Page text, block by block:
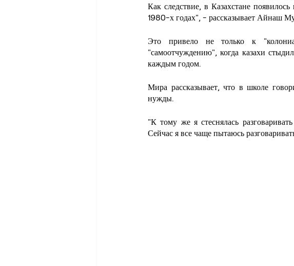
Как следствие, в Казахстане
1980-х годах", - рассказывает Айнаш
Это привело не только к
"самоотчуждению", когда казахи
каждым годом.
Мира рассказывает, что в школе
нужды.
"К тому же я стеснялась
Сейчас я все чаще пытаюсь